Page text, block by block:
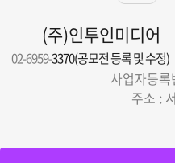
(주)인투인미디어
02-6959-3370(공모전 등록 및 수정)
사업자등
주소 :